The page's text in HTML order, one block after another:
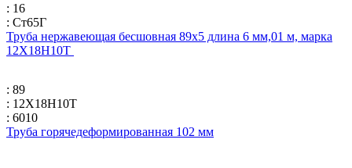
: 16
: Ст65Г
Труба нержавеющая бесшовная 89х5 длина 6 мм,01 м, марка
12Х18Н10Т
: 89
: 12Х18Н10Т
: 6010
Труба горячедеформированная 102 мм